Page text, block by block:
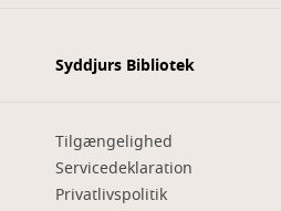
Syddjurs Bibliotek
Tilgængelighed
Servicedeklaration
Privatlivspolitik